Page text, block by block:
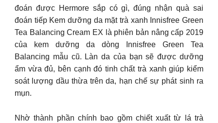
đoán được Hermore sắp có gì, đúng nhận quà sai
đoán tiếp Kem dưỡng da mặt trà xanh Innisfree Green
Tea Balancing Cream EX là phiên bản nâng cấp 2019
của kem dưỡng da dòng Innisfree Green Tea
Balancing mẫu cũ. Làn da của bạn sẽ được dưỡng
ẩm vừa đủ, bên cạnh đó tinh chất trà xanh giúp kiểm
soát lượng dầu thừa trên da, hạn chế sự phát sinh ra
mụn.
Nhờ thành phần chính bao gồm chiết xuất từ lá trà